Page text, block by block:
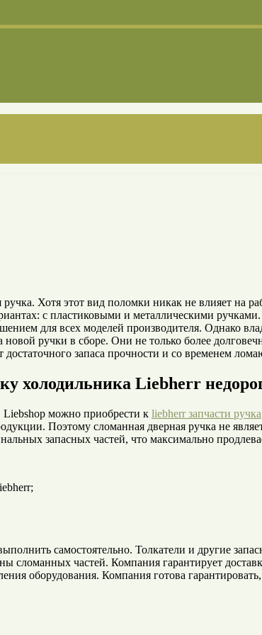
Хотя этот вид поломки никак не влияет на
с пластиковыми и металлическими
для всех моделей производителя. Однако
ручки в сборе. Они не только более
запаса прочности и со временем
холодильника Liebherr
Liebshop можно приобрести к liebherr запчасти ручка
Поэтому сломанная дверная ручка не
запасных частей, что максимально
самостоятельно. Толкатели и другие
сломанных частей. Компания гарантирует
оборудования. Компания готова